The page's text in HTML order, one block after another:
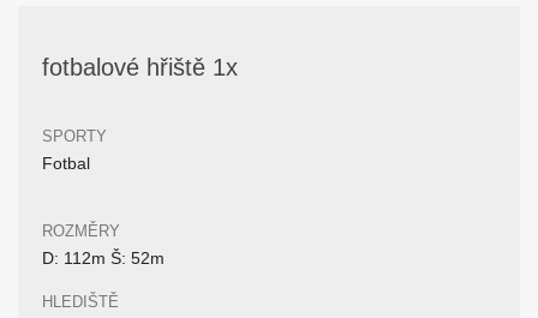
fotbalové hřiště 1x
SPORTY
Fotbal
ROZMĚRY
D: 112m Š: 52m
HLEDIŠTĚ